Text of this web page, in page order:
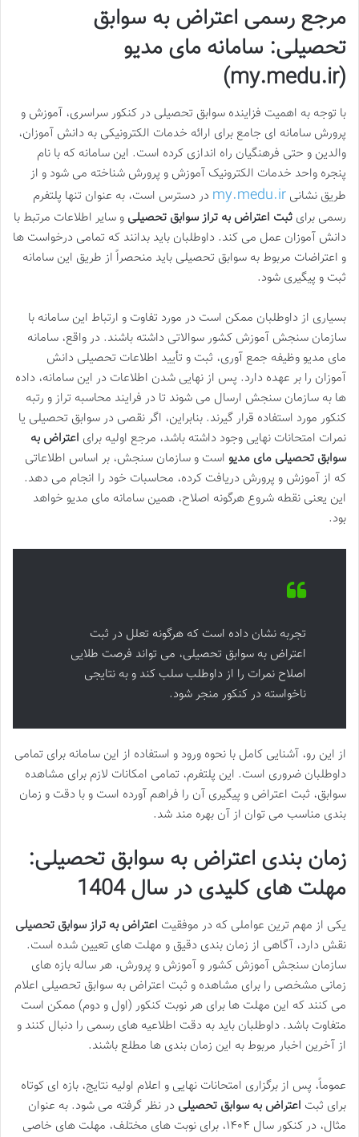
مرجع رسمی اعتراض به سوابق
تحصیلی: سامانه مای مدیو
(my.medu.ir)
با توجه به اهمیت فزاینده سوابق تحصیلی در کنکور سراسری، آموزش و
پرورش سامانه ای جامع برای ارائه خدمات الکترونیکی به دانش آموزان،
والدین و حتی فرهنگیان راه اندازی کرده است. این سامانه که با نام
پنجره واحد خدمات الکترونیک آموزش و پرورش شناخته می شود و از
طریق نشانی my.medu.ir در دسترس است، به عنوان تنها پلتفرم
رسمی برای ثبت اعتراض به تراز سوابق تحصیلی و سایر اطلاعات مرتبط با
دانش آموزان عمل می کند. داوطلبان باید بدانند که تمامی درخواست ها
و اعتراضات مربوط به سوابق تحصیلی باید منحصراً از طریق این سامانه
ثبت و پیگیری شود.
بسیاری از داوطلبان ممکن است در مورد تفاوت و ارتباط این سامانه با
سازمان سنجش آموزش کشور سوالاتی داشته باشند. در واقع، سامانه
مای مدیو وظیفه جمع آوری، ثبت و تأیید اطلاعات تحصیلی دانش
آموزان را بر عهده دارد. پس از نهایی شدن اطلاعات در این سامانه، داده
ها به سازمان سنجش ارسال می شوند تا در فرایند محاسبه تراز و رتبه
کنکور مورد استفاده قرار گیرند. بنابراین، اگر نقصی در سوابق تحصیلی یا
نمرات امتحانات نهایی وجود داشته باشد، مرجع اولیه برای اعتراض به
سوابق تحصیلی مای مدیو است و سازمان سنجش، بر اساس اطلاعاتی
که از آموزش و پرورش دریافت کرده، محاسبات خود را انجام می دهد.
این یعنی نقطه شروع هرگونه اصلاح، همین سامانه مای مدیو خواهد
بود.
تجربه نشان داده است که هرگونه تعلل در ثبت
اعتراض به سوابق تحصیلی، می تواند فرصت طلایی
اصلاح نمرات را از داوطلب سلب کند و به نتایجی
ناخواسته در کنکور منجر شود.
از این رو، آشنایی کامل با نحوه ورود و استفاده از این سامانه برای تمامی
داوطلبان ضروری است. این پلتفرم، تمامی امکانات لازم برای مشاهده
سوابق، ثبت اعتراض و پیگیری آن را فراهم آورده است و با دقت و زمان
بندی مناسب می توان از آن بهره مند شد.
زمان بندی اعتراض به سوابق تحصیلی:
مهلت های کلیدی در سال 1404
یکی از مهم ترین عواملی که در موفقیت اعتراض به تراز سوابق تحصیلی
نقش دارد، آگاهی از زمان بندی دقیق و مهلت های تعیین شده است.
سازمان سنجش آموزش کشور و آموزش و پرورش، هر ساله بازه های
زمانی مشخصی را برای مشاهده و ثبت اعتراض به سوابق تحصیلی اعلام
می کنند که این مهلت ها برای هر نوبت کنکور (اول و دوم) ممکن است
متفاوت باشد. داوطلبان باید به دقت اطلاعیه های رسمی را دنبال کنند و
از آخرین اخبار مربوط به این زمان بندی ها مطلع باشند.
عموماً، پس از برگزاری امتحانات نهایی و اعلام اولیه نتایج، بازه ای کوتاه
برای ثبت اعتراض به سوابق تحصیلی در نظر گرفته می شود. به عنوان
مثال، در کنکور سال ۱۴۰۴، برای نوبت های مختلف، مهلت های خاصی